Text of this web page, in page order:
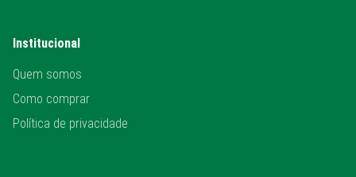
Institucional
Quem somos
Como comprar
Política de privacidade